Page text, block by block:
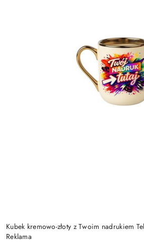
Kubek kremowo-złoty z Twoim nadrukiem
Reklama